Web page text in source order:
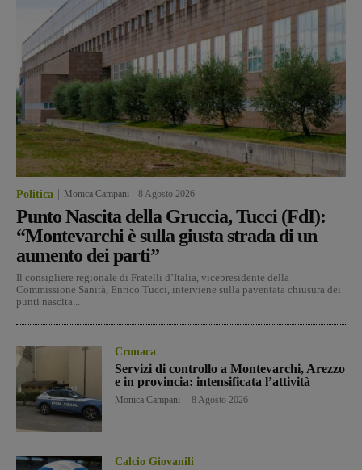
Politica Monica Campani 8 Agosto 2026
Punto Nascita della Gruccia, Tucci (FdI):
“Montevarchi è sulla giusta strada di un
aumento dei parti”
Il consigliere regionale di Fratelli d’Italia, vicepresidente della
Commissione Sanità, Enrico Tucci, interviene sulla paventata chiusura dei
punti nascita...
Cronaca
Servizi di controllo a Montevarchi, Arezzo
e in provincia: intensificata l’attività
Monica Campani 8 Agosto 2026
Calcio Giovanili